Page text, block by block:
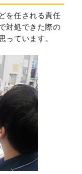
を任される責任
対処できた際の
っています。